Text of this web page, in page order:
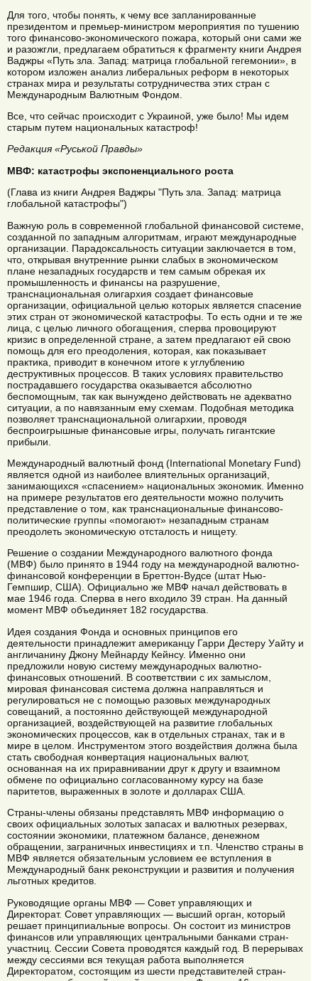
Для того, чтобы понять, к чему все запланированные
президентом и премьер-министром мероприятия по тушению
того финансово-экономического пожара, который они сами же
и разожгли, предлагаем обратиться к фрагменту книги Андрея
Ваджры «Путь зла. Запад: матрица глобальной гегемонии», в
котором изложен анализ либеральных реформ в некоторых
странах мира и результаты сотрудничества этих стран с
Международным Валютным Фондом.
Все, что сейчас происходит с Украиной, уже было! Мы идем
старым путем национальных катастроф!
Редакция «Руськой Правды»
МВФ: катастрофы экспоненциального роста
(Глава из книги Андрея Ваджры "Путь зла. Запад: матрица
глобальной катастрофы")
Важную роль в современной глобальной финансовой системе,
созданной по западным алгоритмам, играют международные
организации. Парадоксальность ситуации заключается в том,
что, открывая внутренние рынки слабых в экономическом
плане незападных государств и тем самым обрекая их
промышленность и финансы на разрушение,
транснациональная олигархия создает финансовые
организации, официальной целью которых является спасение
этих стран от экономической катастрофы. То есть одни и те же
лица, с целью личного обогащения, сперва провоцируют
кризис в определенной стране, а затем предлагают ей свою
помощь для его преодоления, которая, как показывает
практика, приводит в конечном итоге к углублению
деструктивных процессов. В таких условиях правительство
пострадавшего государства оказывается абсолютно
беспомощным, так как вынуждено действовать не адекватно
ситуации, а по навязанным ему схемам. Подобная методика
позволяет транснациональной олигархии, проводя
беспроигрышные финансовые игры, получать гигантские
прибыли.
Международный валютный фонд (International Monetary Fund)
является одной из наиболее влиятельных организаций,
занимающихся «спасением» национальных экономик. Именно
на примере результатов его деятельности можно получить
представление о том, как транснациональные финансово-
политические группы «помогают» незападным странам
преодолеть экономическую отсталость и нищету.
Решение о создании Международного валютного фонда
(МВФ) было принято в 1944 году на международной валютно-
финансовой конференции в Бреттон-Вудсе (штат Нью-
Гемпшир, США). Официально же МВФ начал действовать в
мае 1946 года. Сперва в него входило 39 стран. На данный
момент МВФ объединяет 182 государства.
Идея создания Фонда и основных принципов его
деятельности принадлежит американцу Гарри Дестеру Уайту и
англичанину Джону Мейнарду Кейнсу. Именно они
предложили новую систему международных валютно-
финансовых отношений. В соответствии с их замыслом,
мировая финансовая система должна направляться и
регулироваться не с помощью разовых международных
совещаний, а постоянно действующей международной
организацией, воздействующей на развитие глобальных
экономических процессов, как в отдельных странах, так и в
мире в целом. Инструментом этого воздействия должна была
стать свободная конвертация национальных валют,
основанная на их приравнивании друг к другу и взаимном
обмене по официально согласованному курсу на базе
паритетов, выраженных в золоте и долларах США.
Страны-члены обязаны представлять МВФ информацию о
своих официальных золотых запасах и валютных резервах,
состоянии экономики, платежном балансе, денежном
обращении, заграничных инвестициях и т.п. Членство страны в
МВФ является обязательным условием ее вступления в
Международный банк реконструкции и развития и получения
льготных кредитов.
Руководящие органы МВФ — Совет управляющих и
Директорат. Совет управляющих — высший орган, который
решает принципиальные вопросы. Он состоит из министров
финансов или управляющих центральными банками стран-
участниц. Сессии Совета проводятся каждый год. В перерывах
между сессиями вся текущая работа выполняется
Директоратом, состоящим из шести представителей стран-